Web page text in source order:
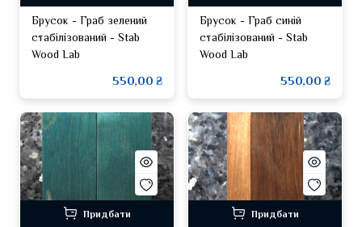
Брусок - Граб зелений
стабілізований - Stab
Wood Lab
550,00 ₴
Брусок - Граб синій
стабілізований - Stab
Wood Lab
550,00 ₴
Придбати Придбати